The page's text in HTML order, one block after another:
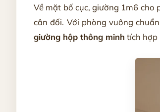
Về mặt bố cục, giường 1m6 cho
cân đối. Với phòng vuông
giường hộp thông minh tích hợp